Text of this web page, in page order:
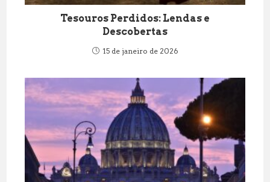
Tesouros Perdidos: Lendas e
Descobertas
15 de janeiro de 2026